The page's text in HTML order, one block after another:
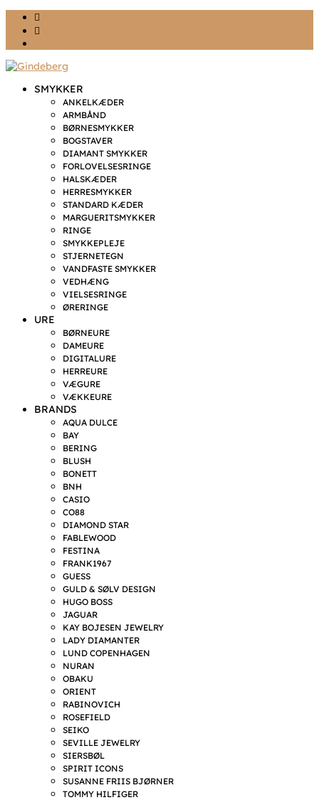
SMYKKER
ANKELKÆDER
ARMBÅND
BØRNESMYKKER
BOGSTAVER
DIAMANT SMYKKER
FORLOVELSESRINGE
HALSKÆDER
HERRESMYKKER
STANDARD KÆDER
MARGUERITSMYKKER
RINGE
SMYKKEPLEJE
STJERNETEGN
VANDFASTE SMYKKER
VEDHÆNG
VIELSESRINGE
ØRERINGE
URE
BØRNEURE
DAMEURE
DIGITALURE
HERREURE
VÆGURE
VÆKKEURE
BRANDS
AQUA DULCE
BAY
BERING
BLUSH
BONETT
BNH
CASIO
CO88
DIAMOND STAR
FABLEWOOD
FESTINA
FRANK1967
GUESS
GULD & SØLV DESIGN
HUGO BOSS
JAGUAR
KAY BOJESEN JEWELRY
LADY DIAMANTER
LUND COPENHAGEN
NURAN
OBAKU
ORIENT
RABINOVICH
ROSEFIELD
SEIKO
SEVILLE JEWELRY
SIERSBØL
SPIRIT ICONS
SUSANNE FRIIS BJØRNER
TOMMY HILFIGER